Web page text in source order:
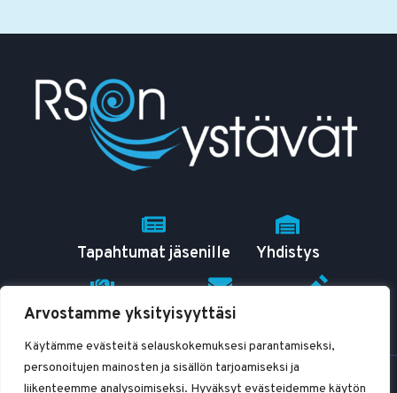
Arvostamme yksityisyyttäsi
Käytämme evästeitä selauskokemuksesi parantamiseksi,
personoitujen mainosten ja sisällön tarjoamiseksi ja
liikenteemme analysoimiseksi. Hyväksyt evästeidemme käytön
Tapahtumat jäsenille Yhdistys
RSO tutuksi Yhteystiedot
© 2026 RSOn ystävät ry